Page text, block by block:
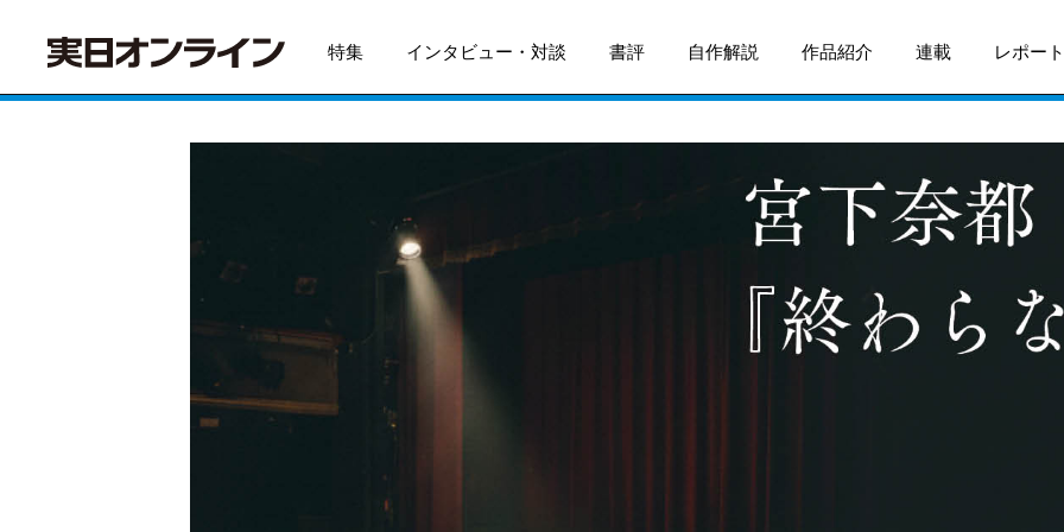
特集 インタビュー・対談 書評 自作解説 作品紹介 連載 レポート